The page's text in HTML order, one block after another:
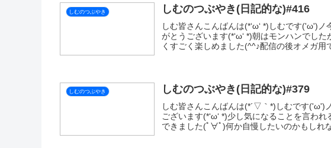
シェアする
LINE